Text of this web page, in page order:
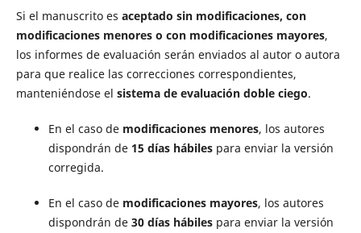
Si el manuscrito es aceptado sin modificaciones, con
modificaciones menores o con modificaciones mayores,
los informes de evaluación serán enviados al autor o autora
para que realice las correcciones correspondientes,
manteniéndose el sistema de evaluación doble ciego.
En el caso de modificaciones menores, los autores
dispondrán de 15 días hábilespara enviar la versión
corregida.
En el caso de modificaciones mayores, los autores
dispondrán de 30 días hábilespara enviar la versión